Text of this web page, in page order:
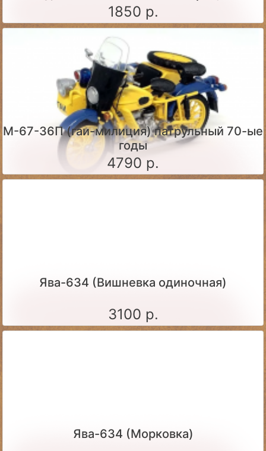
1850 р.
М-67-36П (гаи-милиция) патрульный 70-ые
годы
4790 р.
Ява-634 (Вишневка одиночная)
3100 р.
Ява-634 (Морковка)